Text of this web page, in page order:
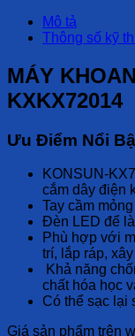
Mô tả
Thông số kỹ
MÁY
KXKX72014
Ưu Điểm Nổi
KONSUN-
cắm dây điện
Tay cầm
Đèn LED để
Phù hợp với
trí, lắp ráp,
Khả năng
chất hóa học
Có thể sạc lại
Giá sản phẩm trên